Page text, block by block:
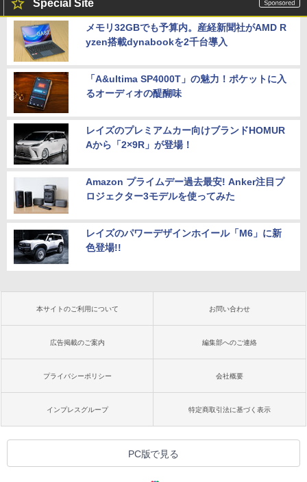
Special Site
メモリ32GBでも予算内。産経新聞社がAMD R
yzen搭載dynabookを2千台導入
「A&ultima SP4000T」の魅力！ポケットに入
るオーディオの醍醐味
レイズのプレミアムカー向けブランドHOMUR
Aから「2×9R」が登場！
Amazon プライムデー過去最安! Anker注目プ
ロジェクター3モデルを使ってみた
レイズのパワーデザインホイール「M6」に新
色登場!!
本サイトのご利用について お問い合わせ
広告掲載のご案内 編集部へのご連絡
プライバシーポリシー 会社概要
インプレスグループ 特定商取引法に基づく表示
PC版で見る